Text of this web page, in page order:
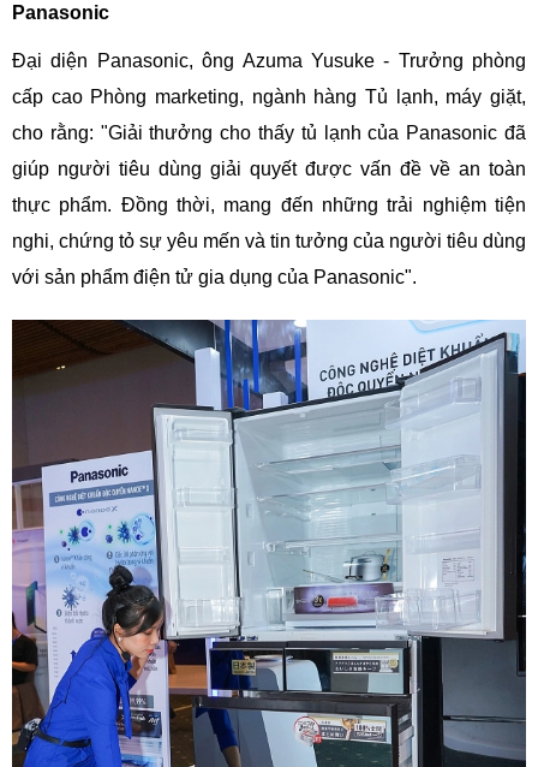
Panasonic
Đại diện Panasonic, ông Azuma Yusuke - Trưởng phòng
cấp cao Phòng marketing, ngành hàng Tủ lạnh, máy giặt,
cho rằng: "Giải thưởng cho thấy tủ lạnh của Panasonic đã
giúp người tiêu dùng giải quyết được vấn đề về an toàn
thực phẩm. Đồng thời, mang đến những trải nghiệm tiện
nghi, chứng tỏ sự yêu mến và tin tưởng của người tiêu dùng
với sản phẩm điện tử gia dụng của Panasonic".